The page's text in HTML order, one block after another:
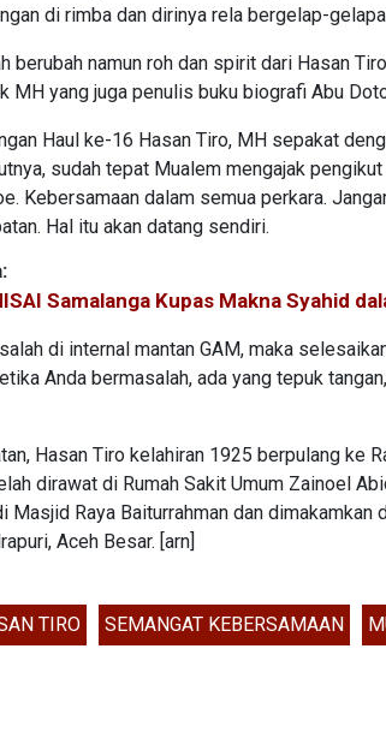
di rimba dan dirinya rela bergelap-
berubah namun roh dan spirit dari Hasan
MH yang juga penulis buku biografi Abu
Haul ke-16 Hasan Tiro, MH sepakat
sudah tepat Mualem mengajak
Kebersamaan dalam semua perkara.
Hal itu akan datang sendiri.
Samalanga Kupas Makna Syahid
di internal mantan GAM, maka
Anda bermasalah, ada yang tepuk
Hasan Tiro kelahiran 1925 berpulang ke
dirawat di Rumah Sakit Umum Zainoel
Masjid Raya Baiturrahman dan
Aceh Besar. [arn]
TIRO SEMANGAT KEBERSAMAAN